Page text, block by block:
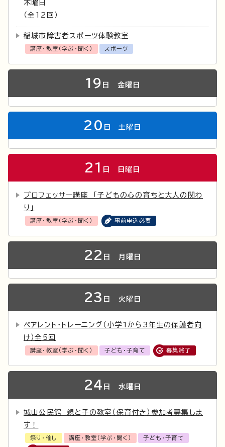
木曜日
（全12回）
稲城市障害者スポーツ体験教室
講座・教室（学ぶ・聞く） スポーツ
19 日 金曜日
20 日 土曜日
21 日 日曜日
プロフェッサー講座 「子どもの心の育ちと大人の関わ
り」
講座・教室（学ぶ・聞く） 事前申込必要
22 日 月曜日
23 日 火曜日
ペアレント・トレーニング（小学1から3年生の保護者向
け）全5回
講座・教室（学ぶ・聞く） 子ども・子育て 募集終了
24 日 水曜日
城山公民館 親と子の教室（保育付き）参加者募集しま
す！
祭り・催し 講座・教室（学ぶ・聞く） 子ども・子育て